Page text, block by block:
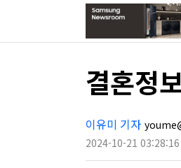
결혼정
이유미 기자
2024-10-21 03:28:16